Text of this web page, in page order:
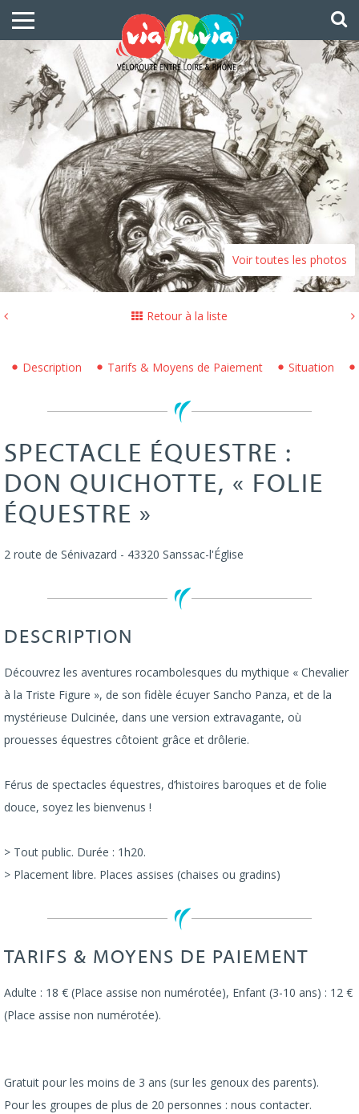
Voir toutes les photos
Retour à la liste
Description Tarifs & Moyens de Paiement Situation
SPECTACLE ÉQUESTRE :
DON QUICHOTTE, « FOLIE
ÉQUESTRE »
2 route de Sénivazard - 43320 Sanssac-l'Église
DESCRIPTION
Découvrez les aventures rocambolesques du mythique « Chevalier
à la Triste Figure », de son fidèle écuyer Sancho Panza, et de la
mystérieuse Dulcinée, dans une version extravagante, où
prouesses équestres côtoient grâce et drôlerie.
Férus de spectacles équestres, d’histoires baroques et de folie
douce, soyez les bienvenus !
> Tout public. Durée : 1h20.
> Placement libre. Places assises (chaises ou gradins)
TARIFS & MOYENS DE PAIEMENT
Adulte : 18 € (Place assise non numérotée), Enfant (3-10 ans) : 12 €
(Place assise non numérotée).
Gratuit pour les moins de 3 ans (sur les genoux des parents).
Pour les groupes de plus de 20 personnes : nous contacter.